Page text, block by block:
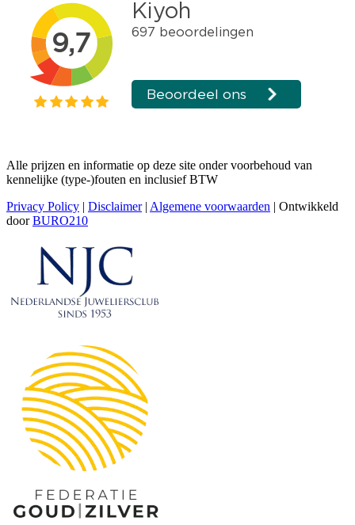
Alle prijzen en informatie op deze site onder voorbehoud van
kennelijke (type-)fouten en inclusief BTW
Privacy Policy | Disclaimer| Algemene voorwaarden | Ontwikkeld
doorBURO210